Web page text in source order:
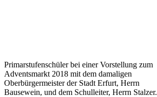
Primarstufenschüler bei einer Vorstellung zum
Adventsmarkt 2018 mit dem damaligen
Oberbürgermeister der Stadt Erfurt, Herrn
Bausewein, und dem Schulleiter, Herrn Stalzer.